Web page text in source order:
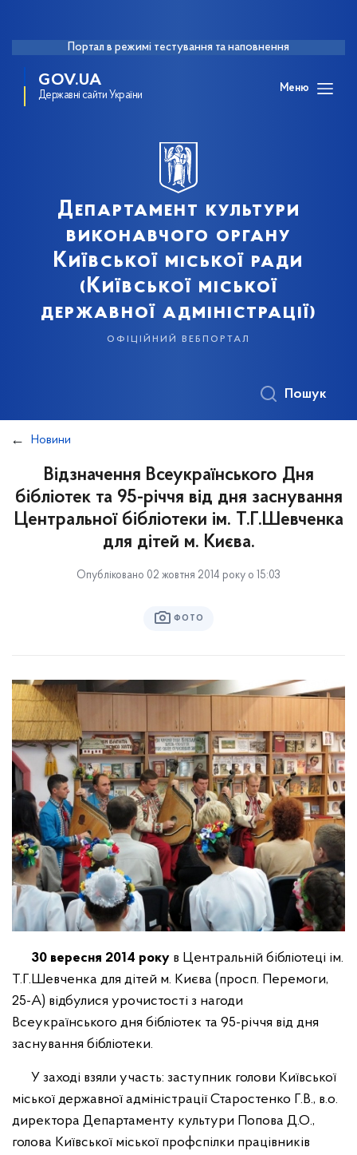
Портал в режимі тестування та наповнення
GOV.UA
Державні сайти України
Меню
Департамент культури
виконавчого органу
Київської міської ради
(Київської міської
державної адміністрації)
офіційний вебпортал
Пошук
Новини
Відзначення Всеукраїнського Дня
бібліотек та 95-річчя від дня заснування
Центральної бібліотеки ім. Т.Г.Шевченка
для дітей м. Києва.
Опубліковано 02 жовтня 2014 року о 15:03
ФОТО
30 вересня 2014 року в Центральній бібліотеці ім.
Т.Г.Шевченка для дітей м. Києва (просп. Перемоги,
25-А) відбулися урочистості з нагоди
Всеукраїнського дня бібліотек та 95-річчя від дня
заснування бібліотеки.
У заході взяли участь: заступник голови Київської
міської державної адміністрації Старостенко Г.В., в.о.
директора Департаменту культури Попова Д.О.,
голова Київської міської профспілки працівників